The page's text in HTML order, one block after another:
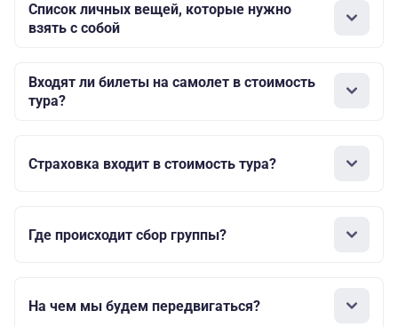
Список личных вещей, которые нужно
взять с собой
Входят ли билеты на самолет в стоимость
тура?
Страховка входит в стоимость тура?
Где происходит сбор группы?
На чем мы будем передвигаться?